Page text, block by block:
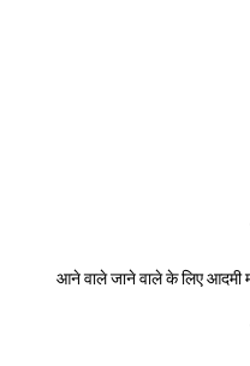
आने वाले जाने वाले के लिए आदमी